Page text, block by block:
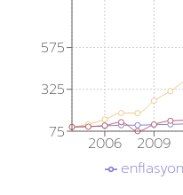
2006 2009
75
325
575
enflasyon